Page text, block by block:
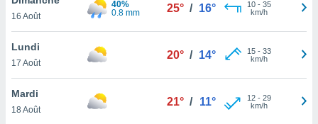
et
»,
au
vous
qu'ils
16 Août
40%
0.8 mm
25° / 16° 10- 35
km/h
Lundi
17 Août
20° / 14° 15- 33
km/h
Mardi
18 Août
21° / 11° 12- 29
km/h